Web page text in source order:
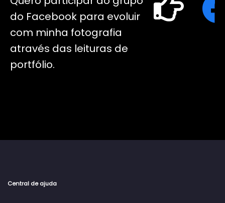
do Facebook para evoluir
com minha fotografia
através das leituras de
portfólio.
Central de ajuda